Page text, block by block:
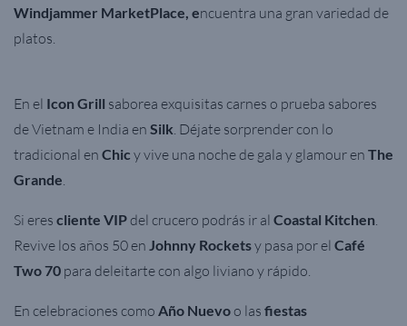
Windjammer MarketPlace, encuentra una gran variedad de
platos.
En el Icon Grill saborea exquisitas carnes o prueba sabores
de Vietnam e India en Silk. Déjate sorprender con lo
tradicional en Chic y vive una noche de gala y glamour en The
Grande.
Si eres cliente VIPdel crucero podrás ir al Coastal Kitchen.
Revive los años 50 en Johnny Rocketsy pasa por el Café
Two 70 para deleitarte con algo liviano y rápido.
En celebraciones como Año Nuevo o las fiestas